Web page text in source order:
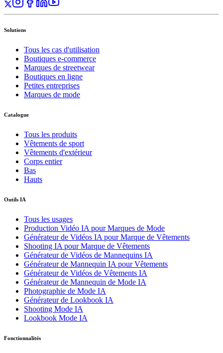
Solutions
Tous les cas d'utilisation
Boutiques e-commerce
Marques de streetwear
Boutiques en ligne
Petites entreprises
Marques de mode
Catalogue
Tous les produits
Vêtements de sport
Vêtements d'extérieur
Corps entier
Bas
Hauts
Outils IA
Tous les usages
Production Vidéo IA pour Marques de Mode
Générateur de Vidéos IA pour Marque de Vêtements
Shooting IA pour Marque de Vêtements
Générateur de Vidéos de Mannequins IA
Générateur de Mannequin IA pour Vêtements
Générateur de Vidéos de Vêtements IA
Générateur de Mannequin de Mode IA
Photographie de Mode IA
Générateur de Lookbook IA
Shooting Mode IA
Lookbook Mode IA
Fonctionnalités